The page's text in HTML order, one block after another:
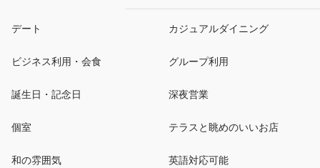
デート カジュアルダイニング
ビジネス利用・会食 グループ利用
誕生日・記念日 深夜営業
個室 テラスと眺めのいいお店
和の雰囲気 英語対応可能